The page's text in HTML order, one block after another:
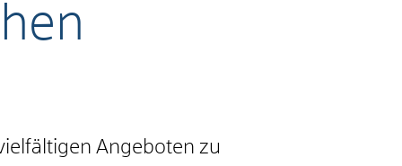
Angeboten zu